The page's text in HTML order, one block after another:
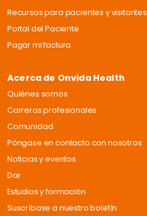
Recursos para pacientes y visitantes
Portal del Paciente
Pagar mi factura
Acerca de Onvida Health
Quiénes somos
Carreras profesionales
Comunidad
Póngase en contacto con nosotros
Noticias y eventos
Dar
Estudios y formación
Suscríbase a nuestro boletín